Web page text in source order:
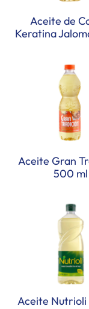
Aceite de
Keratina
Aceite Gran
500 ml
Aceite